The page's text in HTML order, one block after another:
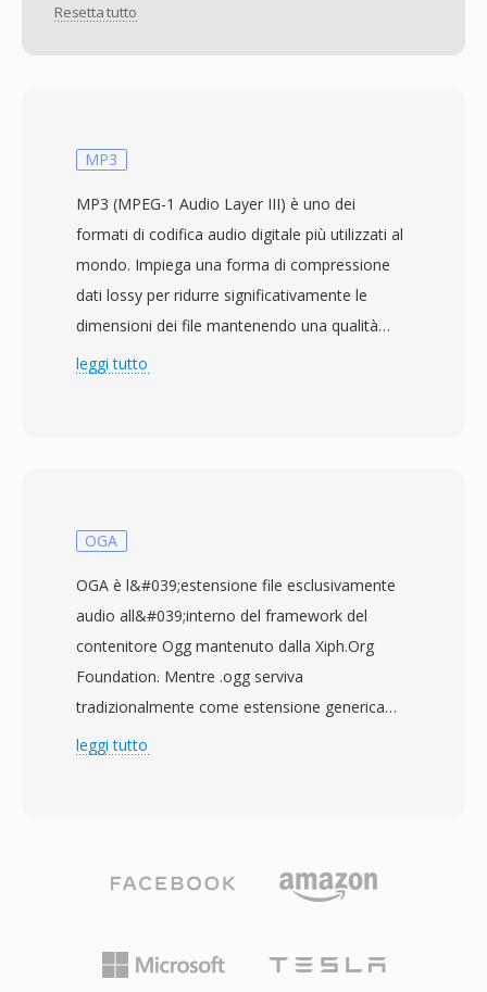
Resetta tutto
MP3
MP3 (MPEG-1 Audio Layer III) è uno dei
formati di codifica audio digitale più utilizzati al
mondo. Impiega una forma di compressione
dati lossy per ridurre significativamente le
dimensioni dei file mantenendo una qualità
sonora prossima a quella del CD, raggiungendo
specifiche MPEG-1. I file MP3 possono essere
compresi tra 128 kbps e 320 kbps,
permettendo agli utenti di bilanciare
dimensione del file e fedeltà audio. La
compressione efficiente del formato,
l&#039;ampia compatibilità con i dispositivi e le
ridotte dimensioni dei file lo hanno reso il
MP3 resta uno dei formati audio più
universalmente supportati su praticamente tutti
dispositivi portatili.
leggi tutto
OGA
OGA è l&#039;estensione file esclusivamente
audio all&#039;interno del framework del
contenitore Ogg mantenuto dalla Xiph.Org
Foundation. Mentre .ogg serviva
tradizionalmente come estensione generica
per qualsiasi flusso incapsulato in Ogg,
codificato con Vorbis, FLAC, Speex o Opus — il
fungendo da involucro di trasporto con
supporto per bitstream logici concatenati e
leggi tutto